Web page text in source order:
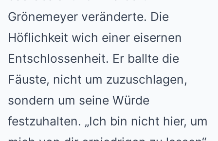
Grönemeyer veränderte. Die
Höflichkeit wich einer eisernen
Entschlossenheit. Er ballte die
Fäuste, nicht um zuzuschlagen,
sondern um seine Würde
festzuhalten. „Ich bin nicht hier, um